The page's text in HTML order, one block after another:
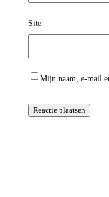
Site
Mijn naam, e-mail